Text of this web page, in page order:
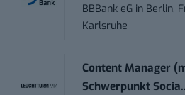
BBBank eG in Berlin,
Karlsruhe
Content Manager
Schwerpunkt